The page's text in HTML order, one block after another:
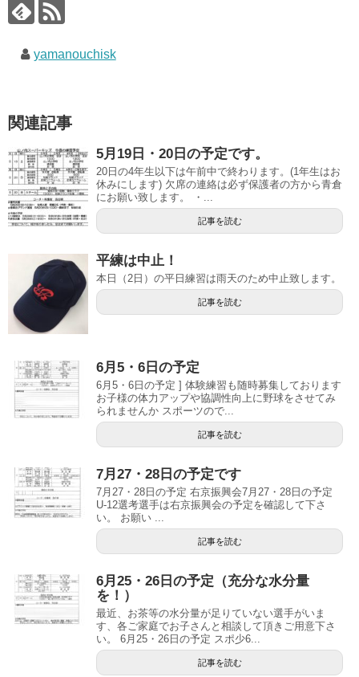
yamanouchisk
関連記事
5月19日・20日の予定です。
20日の4年生以下は午前中で終わります。(1年生はお
休みにします) 欠席の連絡は必ず保護者の方から青倉
にお願い致します。 ・...
記事を読む
平練は中止！
本日（2日）の平日練習は雨天のため中止致します。
記事を読む
6月5・6日の予定
6月5・6日の予定 ] 体験練習も随時募集しております
お子様の体力アップや協調性向上に野球をさせてみ
られませんか スポーツので...
記事を読む
7月27・28日の予定です
7月27・28日の予定 右京振興会7月27・28日の予定
U-12選考選手は右京振興会の予定を確認して下さ
い。 お願い ...
記事を読む
6月25・26日の予定（充分な水分量
を！）
最近、お茶等の水分量が足りていない選手がいま
す、各ご家庭でお子さんと相談して頂きご用意下さ
い。 6月25・26日の予定 スポ少6...
記事を読む